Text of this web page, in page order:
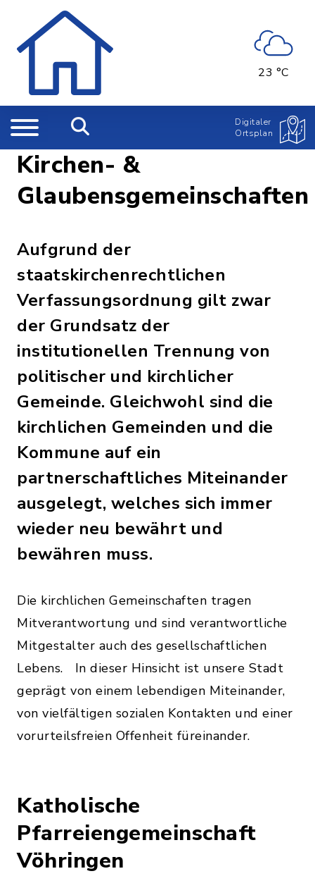
23 °C
Digitaler
Ortsplan
Kirchen- &
Glaubensgemeinschaften
Aufgrund der
staatskirchenrechtlichen
Verfassungsordnung gilt zwar
der Grundsatz der
institutionellen Trennung von
politischer und kirchlicher
Gemeinde. Gleichwohl sind die
kirchlichen Gemeinden und die
Kommune auf ein
partnerschaftliches Miteinander
ausgelegt, welches sich immer
wieder neu bewährt und
bewähren muss.
Die kirchlichen Gemeinschaften tragen
Mitverantwortung und sind verantwortliche
Mitgestalter auch des gesellschaftlichen
Lebens. In dieser Hinsicht ist unsere Stadt
geprägt von einem lebendigen Miteinander,
von vielfältigen sozialen Kontakten und einer
vorurteilsfreien Offenheit füreinander.
Katholische
Pfarreiengemeinschaft
Vöhringen